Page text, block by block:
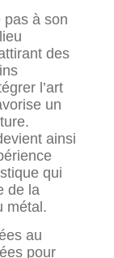
pas à son
des
l’art
un
ainsi
qui
de la
métal.
au
pour